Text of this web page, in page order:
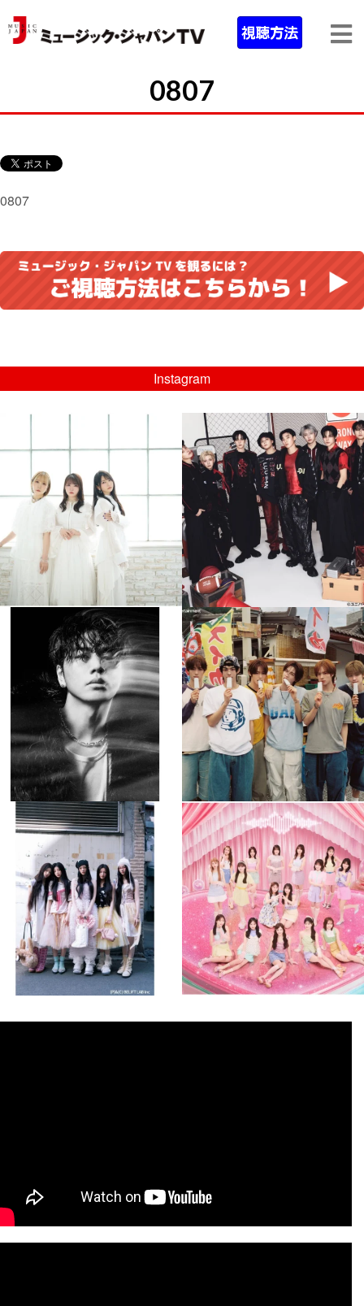
0807
0807
Instagram
...
8月 4
4 0
musicjapantv
💡08/05(水)23:00特番放送！
...
8月 4
4 0
musicjapantv
💡8月特番放送決定！
...
8月 4
608 0
musicjapantv
💡8月特番放送決定！
...
8月 4
6 0
musicjapantv
💡8月特番放送決定！
8月 4
2 0
musicjapantv
💡8月特番放送決定！
...
8月 4
2 0